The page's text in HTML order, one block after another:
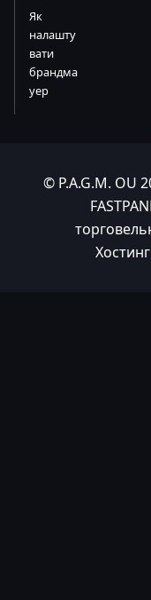
Як
налашту
вати
брандма
уер
© P.A.G.M. OU